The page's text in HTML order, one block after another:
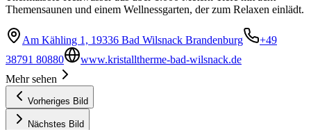
Themensaunen und einem Wellnessgarten, der zum Relaxen einlädt.
Am Kähling 1, 19336 Bad Wilsnack Brandenburg
+49
38791 80880
www.kristalltherme-bad-wilsnack.de
Mehr sehen
Vorheriges Bild
Nächstes Bild